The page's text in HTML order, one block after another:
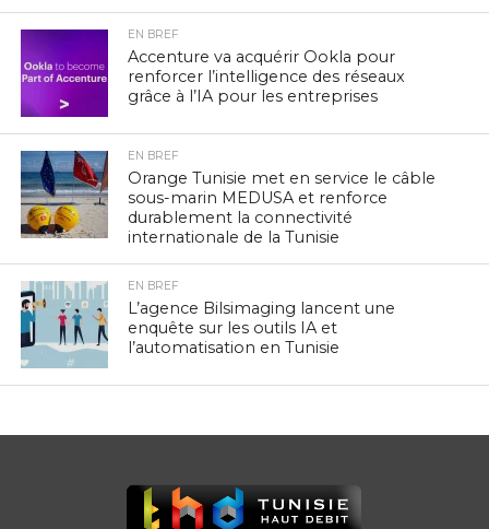
EN BREF
Accenture va acquérir Ookla pour
renforcer l’intelligence des réseaux
grâce à l’IA pour les entreprises
EN BREF
Orange Tunisie met en service le câble
sous-marin MEDUSA et renforce
durablement la connectivité
internationale de la Tunisie
EN BREF
L’agence Bilsimaging lancent une
enquête sur les outils IA et
l’automatisation en Tunisie